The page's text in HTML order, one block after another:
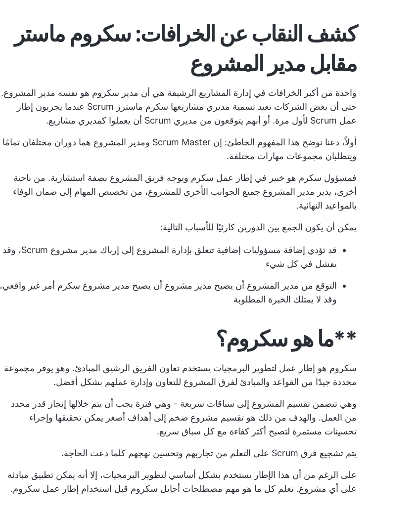
كشف النقاب عن الخرافات: سكروم ماستر
مقابل مدير المشروع
واحدة من أكبر الخرافات في إدارة المشاريع الرشيقة هي أن مدير سكروم هو نفسه مدير المشروع.
حتى أن بعض الشركات تعيد تسمية مديري مشاريعها سكرم ماسترز Scrum عندما يجربون إطار
عمل Scrum لأول مرة. أو أنهم يتوقعون من مديري Scrum أن يعملوا كمديري مشاريع.
أولاً، دعنا نوضح هذا المفهوم الخاطئ: إن Scrum Master ومدير المشروع هما دوران مختلفان تمامًا
ويتطلبان مجموعات مهارات مختلفة.
فمسؤول سكرم هو خبير في إطار عمل سكرم ويوجه فريق المشروع بصفة استشارية. من ناحية
أخرى، يدير مدير المشروع جميع الجوانب الأخرى للمشروع، من تخصيص المهام إلى ضمان الوفاء
بالمواعيد النهائية.
يمكن أن يكون الجمع بين الدورين كارثيًا للأسباب التالية:
قد تؤدي إضافة مسؤوليات إضافية تتعلق بإدارة المشروع إلى إرباك مدير مشروع Scrum، وقد
يفشل في كل شيء
التوقع من مدير المشروع أن يصبح مدير مشروع أن يصبح مدير مشروع سكرم أمر غير واقعي،
وقد لا يمتلك الخبرة المطلوبة
**ما هو سكروم؟
سكروم هو إطار عمل لتطوير البرمجيات يستخدم تعاون الفريق الرشيق المبادئ. وهو يوفر مجموعة
محددة جيدًا من القواعد والمبادئ لفرق المشروع للتعاون وإدارة عملهم بشكل أفضل.
وهي تتضمن تقسيم المشروع إلى سباقات سريعة - وهي فترة يجب أن يتم خلالها إنجاز قدر محدد
من العمل. والهدف من ذلك هو تقسيم مشروع ضخم إلى أهداف أصغر يمكن تحقيقها وإجراء
تحسينات مستمرة لتصبح أكثر كفاءة مع كل سباق سريع.
يتم تشجيع فرق Scrum على التعلم من تجاربهم وتحسين نهجهم كلما دعت الحاجة.
على الرغم من أن هذا الإطار يستخدم بشكل أساسي لتطوير البرمجيات، إلا أنه يمكن تطبيق مبادئه
على أي مشروع. تعلم كل ما هو مهم مصطلحات أجايل سكروم قبل استخدام إطار عمل سكروم.